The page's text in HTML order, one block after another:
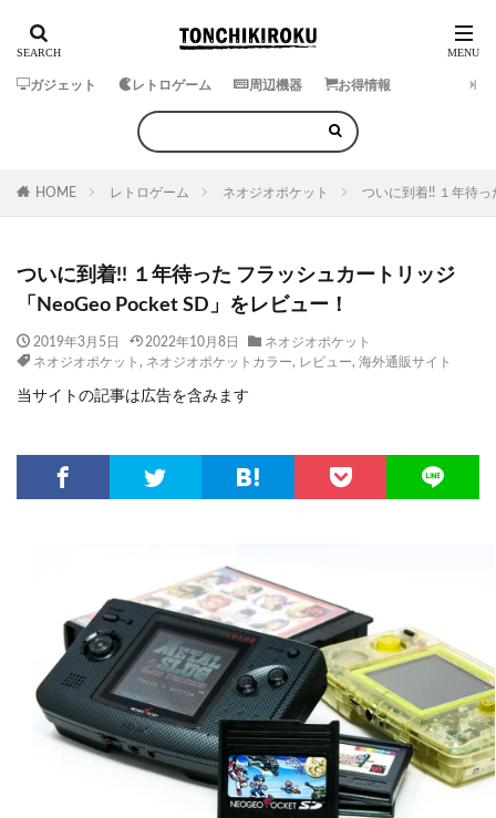
ガジェット レトロゲーム 周辺機器 お得情報
HOME レトロゲーム ネオジオポケット ついに到着!! １年待
ついに到着!! １年待った フラッシュカートリッジ
「NeoGeo Pocket SD」をレビュー！
2019年3月5日 2022年10月8日
ネオジオポケット
ネオジオポケット , ネオジオポケットカラー, レビュー, 海外通販サイト
当サイトの記事は広告を含みます